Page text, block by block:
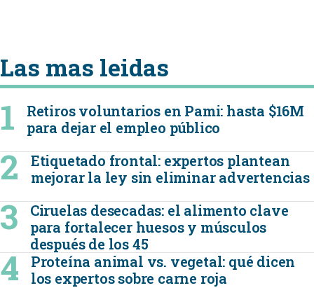
Las mas leidas
Retiros voluntarios en Pami: hasta $16M
para dejar el empleo público
Etiquetado frontal: expertos plantean
mejorar la ley sin eliminar advertencias
Ciruelas desecadas: el alimento clave
para fortalecer huesos y músculos
después de los 45
Proteína animal vs. vegetal: qué dicen
los expertos sobre carne roja